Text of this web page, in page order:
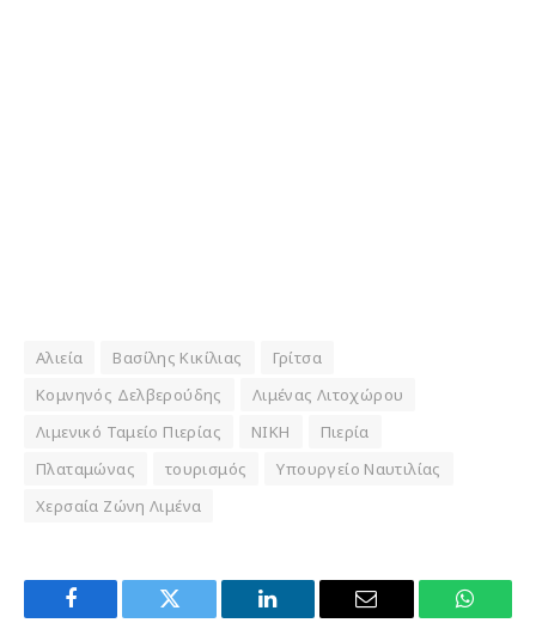
Αλιεία Βασίλης Κικίλιας
Γρίτσα
Κομνηνός Δελβερούδης
Λιμένας Λιτοχώρου
Λιμενικό Ταμείο Πιερίας
ΝΙΚΗ
Πιερία
Πλαταμώνας
τουρισμός
Υπουργείο Ναυτιλίας
Χερσαία Ζώνη Λιμένα
Facebook Twitter LinkedIn Email